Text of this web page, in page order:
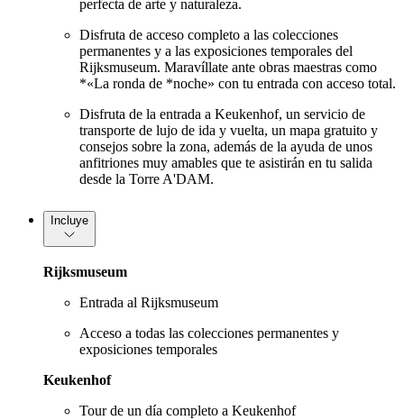
perfecta de arte y naturaleza.
Disfruta de acceso completo a las colecciones
permanentes y a las exposiciones temporales del
Rijksmuseum. Maravíllate ante obras maestras como
*«La ronda de *noche» con tu entrada con acceso total.
Disfruta de la entrada a Keukenhof, un servicio de
transporte de lujo de ida y vuelta, un mapa gratuito y
consejos sobre la zona, además de la ayuda de unos
anfitriones muy amables que te asistirán en tu salida
desde la Torre A'DAM.
Incluye
Rijksmuseum
Entrada al Rijksmuseum
Acceso a todas las colecciones permanentes y
exposiciones temporales
Keukenhof
Tour de un día completo a Keukenhof